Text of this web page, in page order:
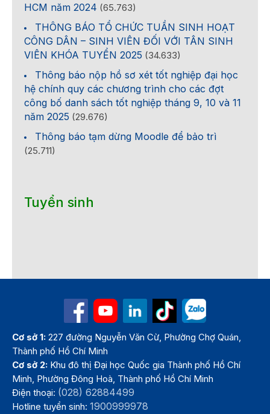
HCM năm 2024 (65.763)
THÔNG BÁO TỔ CHỨC TUẦN SINH HOẠT
CÔNG DÂN – SINH VIÊN ĐỐI VỚI TÂN SINH
VIÊN KHÓA TUYỂN 2025 (34.633)
Thông báo nộp hồ sơ xét tốt nghiệp đại học
hệ chính quy các chương trình cho các đợt
công bố danh sách tốt nghiệp tháng 9, 10 và 11
năm 2025 (29.676)
Thông báo tạm dừng Moodle để bảo trì
(25.711)
Tuyển sinh
Cơ sở 1: 227 đường Nguyễn Văn Cừ, Phường Chợ Quán,
Thành phố Hồ Chí Minh
Cơ sở 2: Khu đô thị Đại học Quốc gia Thành phố Hồ Chí
Minh, Phường Đông Hoà, Thành phố Hồ Chí Minh
Điện thoại: (028) 62884499
Hotline tuyển sinh:1900999978